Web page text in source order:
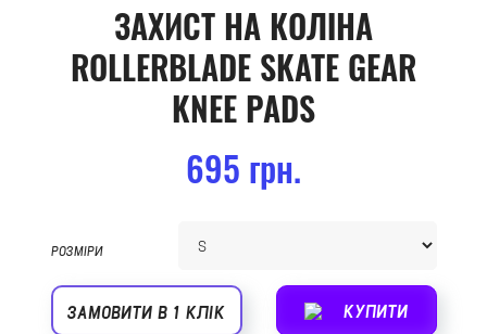
ЗАХИСТ НА КОЛІНА
ROLLERBLADE SKATE GEAR
KNEE PADS
695 грн.
РОЗМІРИ
КУПИТИ
ЗАМОВИТИ В 1 КЛІК